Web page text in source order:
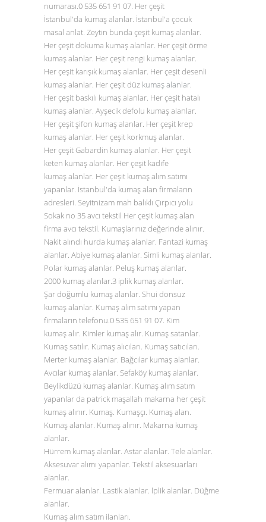
numarası.0 535 651 91 07. Her çeşit
İstanbul'da kumaş alanlar. İstanbul'a çocuk
masal anlat. Zeytin bunda çeşit kumaş alanlar.
Her çeşit dokuma kumaş alanlar. Her çeşit örme
kumaş alanlar. Her çeşit rengi kumaş alanlar.
Her çeşit karışık kumaş alanlar. Her çeşit desenli
kumaş alanlar. Her çeşit düz kumaş alanlar.
Her çeşit baskılı kumaş alanlar. Her çeşit hatalı
kumaş alanlar. Ayşecik defolu kumaş alanlar.
Her çeşit şifon kumaş alanlar. Her çeşit krep
kumaş alanlar. Her çeşit korkmuş alanlar.
Her çeşit Gabardin kumaş alanlar. Her çeşit
keten kumaş alanlar. Her çeşit kadife
kumaş alanlar. Her çeşit kumaş alım satımı
yapanlar. İstanbul'da kumaş alan firmaların
adresleri. Seyitnizam mah balıklı Çırpıcı yolu
Sokak no 35 avcı tekstil Her çeşit kumaş alan
firma avcı tekstil. Kumaşlarınız değerinde alınır.
Nakit alındı hurda kumaş alanlar. Fantazi kumaş
alanlar. Abiye kumaş alanlar. Simli kumaş alanlar.
Polar kumaş alanlar. Peluş kumaş alanlar.
2000 kumaş alanlar.3 iplik kumaş alanlar.
Şar doğumlu kumaş alanlar. Shui donsuz
kumaş alanlar. Kumaş alım satımı yapan
firmaların telefonu.0 535 651 91 07. Kim
kumaş alır. Kimler kumaş alır. Kumaş satanlar.
Kumaş satılır. Kumaş alıcıları. Kumaş satıcıları.
Merter kumaş alanlar. Bağcılar kumaş alanlar.
Avcılar kumaş alanlar. Sefaköy kumaş alanlar.
Beylikdüzü kumaş alanlar. Kumaş alım satım
yapanlar da patrick maşallah makarna her çeşit
kumaş alınır. Kumaş. Kumaşçı. Kumaş alan.
Kumaş alanlar. Kumaş alınır. Makarna kumaş
alanlar.
Hürrem kumaş alanlar. Astar alanlar. Tele alanlar.
Aksesuvar alımı yapanlar. Tekstil aksesuarları
alanlar.
Fermuar alanlar. Lastik alanlar. İplik alanlar. Düğme
alanlar.
Kumaş alım satım ilanları.